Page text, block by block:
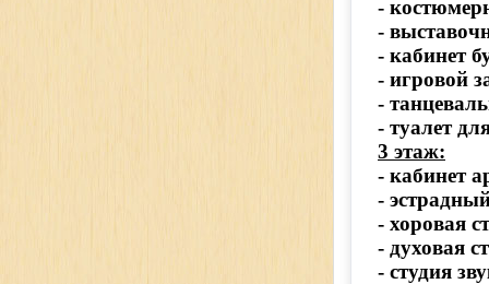
-
-
- кабинет
- игровой
-
- туалет
3 этаж:
- кабинет
-
- хоровая
- духовая
- студия